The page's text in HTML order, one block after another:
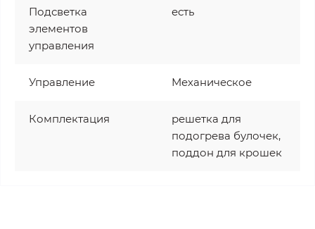
Подсветка
элементов
управления
есть
Управление Механическое
Комплектация
решетка для
подогрева булочек,
поддон для крошек